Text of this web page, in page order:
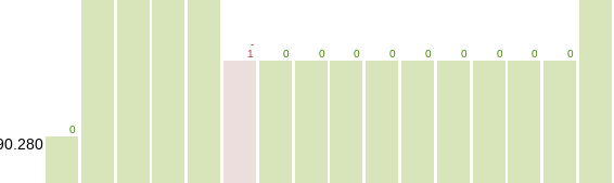
0
-
1
0 0 0 0 0 0 0 0 0